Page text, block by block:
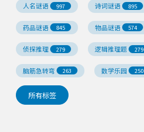
人名谜语 997 诗词谜语 895
药品谜语 845 物品谜语 574
侦探推理 279 逻辑推理题 279
脑筋急转弯 263 数学乐园 250
所有标签